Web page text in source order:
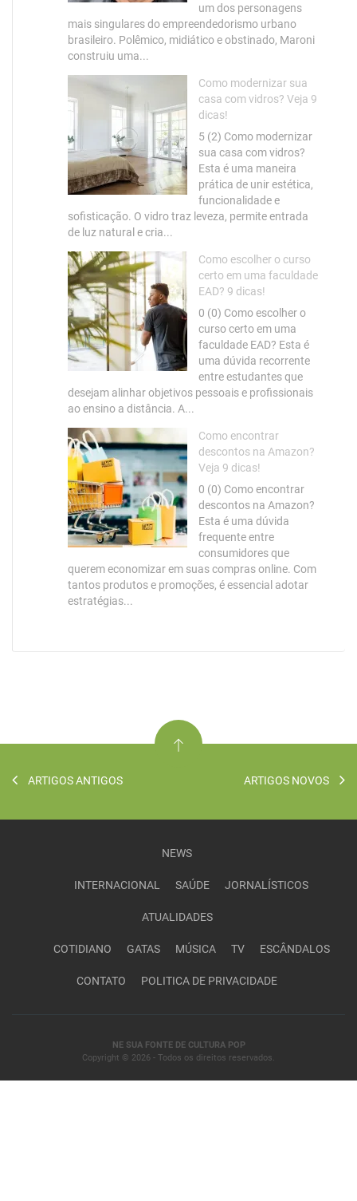
um dos personagens
mais singulares do empreendedorismo urbano
brasileiro. Polêmico, midiático e obstinado, Maroni
construiu uma...
Como modernizar sua
casa com vidros? Veja 9
dicas!
5 (2) Como modernizar
sua casa com vidros?
Esta é uma maneira
prática de unir estética,
funcionalidade e
sofisticação. O vidro traz leveza, permite entrada
de luz natural e cria...
Como escolher o curso
certo em uma faculdade
EAD? 9 dicas!
0 (0) Como escolher o
curso certo em uma
faculdade EAD? Esta é
uma dúvida recorrente
entre estudantes que
desejam alinhar objetivos pessoais e profissionais
ao ensino a distância. A...
Como encontrar
descontos na Amazon?
Veja 9 dicas!
0 (0) Como encontrar
descontos na Amazon?
Esta é uma dúvida
frequente entre
consumidores que
querem economizar em suas compras online. Com
tantos produtos e promoções, é essencial adotar
estratégias...
ARTIGOS ANTIGOS ARTIGOS NOVOS
NEWS
INTERNACIONAL SAÚDE JORNALÍSTICOS
ATUALIDADES
COTIDIANO GATAS MÚSICA TV ESCÂNDALOS
CONTATO POLITICA DE PRIVACIDADE
NE SUA FONTE DE CULTURA POP
Copyright © 2026 - Todos os direitos reservados.